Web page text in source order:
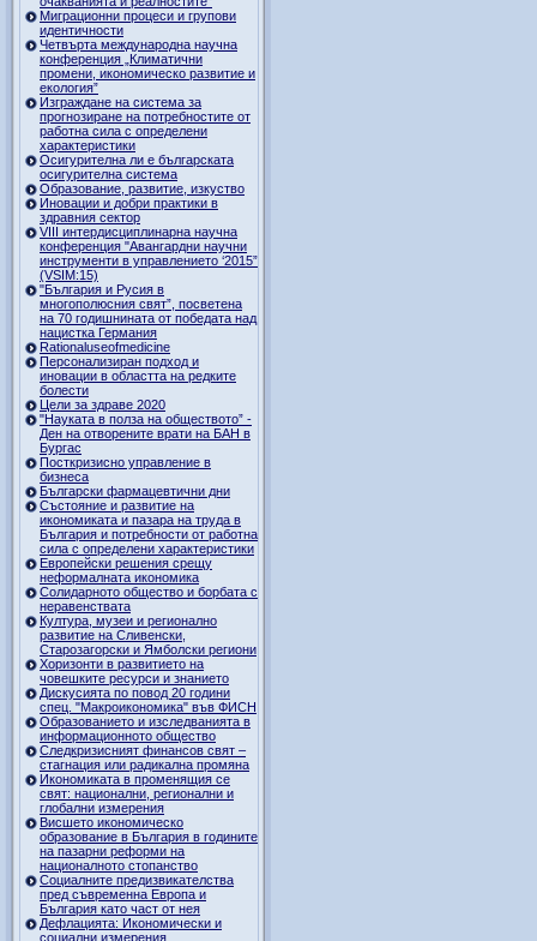
Миграционни процеси и групови
идентичности
Четвърта международна научна
конференция „Климатични
промени, икономическо развитие и
екология”
Изграждане на система за
прогнозиране на потребностите от
работна сила с определени
характеристики
Осигурителна ли е българската
осигурителна система
Образование, развитие, изкуство
Иновации и добри практики в
здравния сектор
VIII интердисциплинарна научна
конференция "Авангардни научни
инструменти в управлението ‘2015”
(VSIM:15)
"България и Русия в
многополюсния свят”, посветена
на 70 годишнината от победата над
нацистка Германия
Rationaluseofmedicine
Персонализиран подход и
иновации в областта на редките
болести
Цели за здраве 2020
"Науката в полза на обществото” -
Ден на отворените врати на БАН в
Бургас
Посткризисно управление в
бизнеса
Български фармацевтични дни
Състояние и развитие на
икономиката и пазара на труда в
България и потребности от работна
сила с определени характеристики
Европейски решения срещу
неформалната икономика
Солидарното общество и борбата с
неравенствата
Култура, музеи и регионално
развитие на Сливенски,
Старозагорски и Ямболски региони
Хоризонти в развитието на
човешките ресурси и знанието
Дискусията по повод 20 години
спец. "Макроикономика" във ФИСН
Образованието и изследванията в
информационното общество
Следкризисният финансов свят –
стагнация или радикална промяна
Икономиката в променящия се
свят: национални, регионални и
глобални измерения
Висшето икономическо
образование в България в годините
на пазарни реформи на
националното стопанство
Социалните предизвикателства
пред съвременна Европа и
България като част от нея
Дефлацията: Икономически и
социални измерения